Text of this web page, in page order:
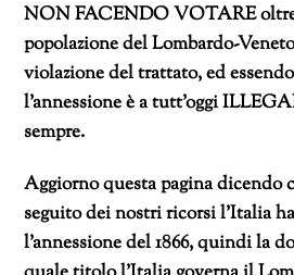
NON FACENDO VOTARE
popolazione del Lombardo-
violazione del trattato, ed
l’annessione è a tutt’oggi
sempre.
Aggiorno questa pagina dicendo
seguito dei nostri ricorsi l’Italia
l’annessione del 1866, quindi la